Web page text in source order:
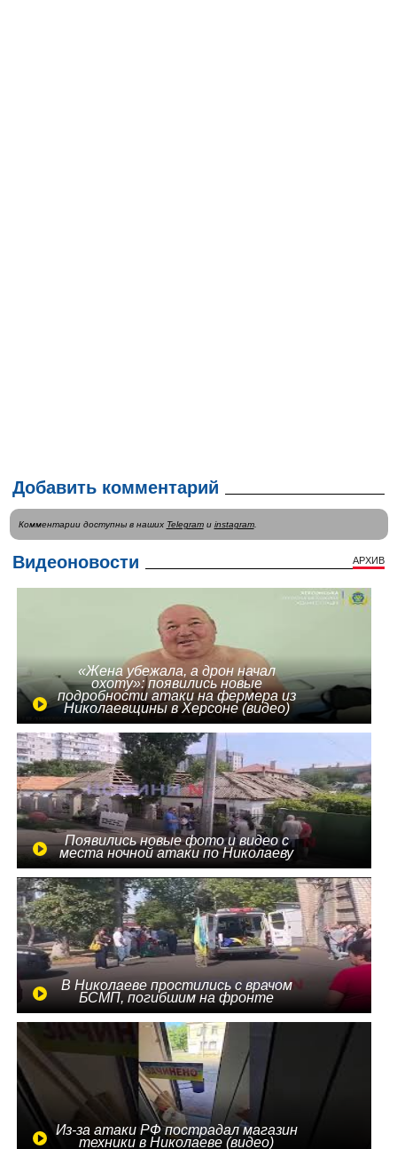
Добавить комментарий
Комментарии доступны в наших Telegramи instagram.
Видеоновости АРХИВ
«Жена убежала, а дрон начал
охоту»: появились новые
подробности атаки на фермера из
Николаевщины в Херсоне (видео)
Появились новые фото и видео с
места ночной атаки по Николаеву
В Николаеве простились с врачом
БСМП, погибшим на фронте
Из-за атаки РФ пострадал магазин
техники в Николаеве (видео)